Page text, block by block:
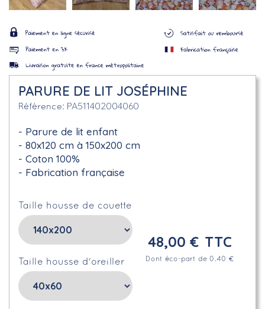
PARURE DE LIT JOSÉPHINE
Référence PA511402004060
Parure de lit enfant
80x120 cm à 150x200 cm
Coton 100%
Fabrication française
Taille housse de couette
Taille housse d'oreiller
48,00 € TTC
Dont éco-part de 0.40 €